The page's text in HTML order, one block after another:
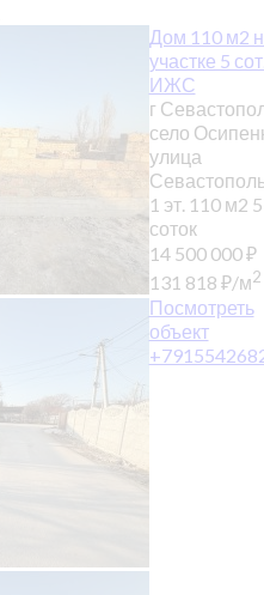
Дом 110 м2
участке 5
ИЖС
г
село
улица
1 эт. 110 м2 5
соток
14 500 000₽
131 818 ₽/м2
Посмотреть
объект